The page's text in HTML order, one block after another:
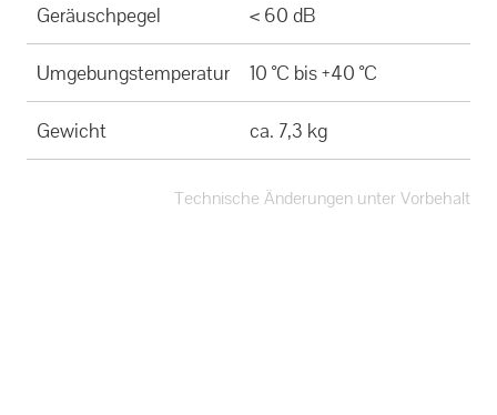
Geräuschpegel < 60 dB
Umgebungstemperatur 10 °C bis +40 °C
Gewicht ca. 7,3 kg
Technische Änderungen unter Vorbehalt